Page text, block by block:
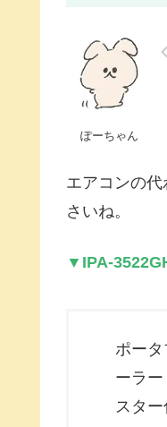
ぽーちゃん
エアコンの
さいね。
▼IPA-
ポー
ーラ
スタ